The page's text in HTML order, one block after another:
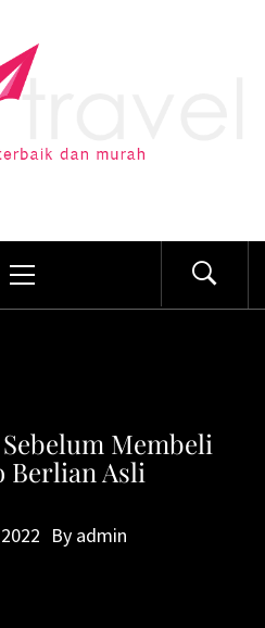
TRAVEL
Menu
Membeli
Berlian Asli
By admin